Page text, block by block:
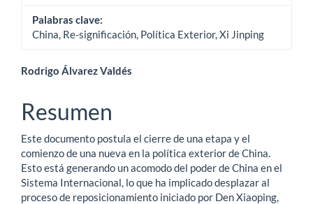
Palabras clave:
China, Re-significación, Política Exterior, Xi Jinping
Contenido
principal
del
artículo
Rodrigo Álvarez Valdés
Resumen
Este documento postula el cierre de una etapa y el
comienzo de una nueva en la política exterior de China.
Esto está generando un acomodo del poder de China en el
Sistema Internacional, lo que ha implicado desplazar al
proceso de reposicionamiento iniciado por Den Xiaoping,